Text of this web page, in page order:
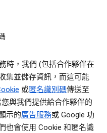
時，我們 (包括合作夥伴在
集並儲存資訊，而這可能
或匿名識別碼傳送至
與我們提供給合作夥伴的
示的廣告服務或 Google 功
也會使用 Cookie 和匿名識